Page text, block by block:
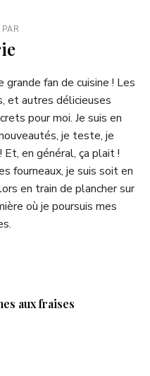
fan de cuisine ! Les
et autres délicieuses
pour moi. Je suis en
je teste, je
en général, ça plait !
fourneaux, je suis soit en
en train de plancher sur
où je poursuis mes
aux fraises